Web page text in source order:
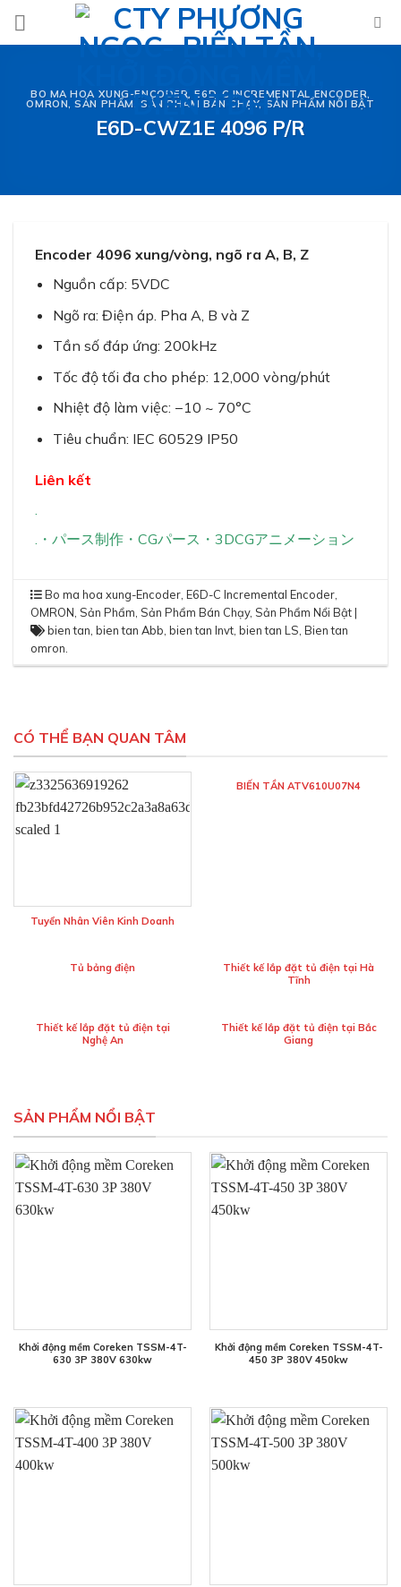
BO MA HOA XUNG-ENCODER,E6D-C INCREMENTAL ENCODER,
OMRON,SẢN PHẨM, SẢN PHẨM BÁN CHẠY, SẢN PHẨM NỔI BẬT
E6D-CWZ1E 4096 P/R
Encoder 4096 xung/vòng, ngõ ra A, B, Z
Nguồn cấp: 5VDC
Ngõ ra: Điện áp. Pha A, B và Z
Tần số đáp ứng: 200kHz
Tốc độ tối đa cho phép: 12,000 vòng/phút
Nhiệt độ làm việc: −10 ~ 70°C
Tiêu chuẩn: IEC 60529 IP50
Liên kết
・ パース制作 ・ CGパース ・ 3DCGアニメーション
Bo ma hoa xung-Encoder E6D-C Incremental Encoder
OMRON Sản Phẩm Sản Phẩm Bán Chạy, Sản Phẩm Nổi Bật|
bien tan bien tan Abb bien tan Invt bien tan LS Bien tan
omron
CÓ THỂ BẠN QUAN TÂM
Tuyển Nhân Viên Kinh Doanh
BIẾN TẦN ATV610U07N4
Tủ bảng điện
Thiết kế lắp đặt tủ điện tại Hà
Tĩnh
Thiết kế lắp đặt tủ điện tại
Nghệ An
Thiết kế lắp đặt tủ điện tại Bắc
Giang
SẢN PHẨM NỔI BẬT
Khởi động mềm Coreken TSSM-4T-
630 3P 380V 630kw
Khởi động mềm Coreken TSSM-4T-
450 3P 380V 450kw